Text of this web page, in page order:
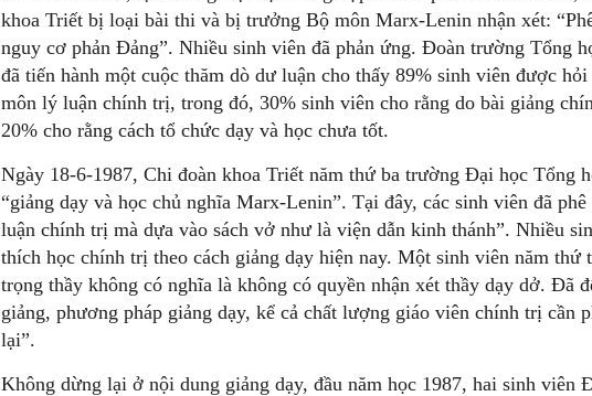
khoa Triết bị loại bài thi và bị trưởng Bộ môn Marx-Lenin nhận xét:
nguy cơ phản Đảng”. Nhiều sinh viên đã phản ứng. Đoàn trường Tổng
đã tiến hành một cuộc thăm dò dư luận cho thấy 89% sinh viên được
môn lý luận chính trị, trong đó, 30% sinh viên cho rằng do bài giảng
20% cho rằng cách tổ chức dạy và học chưa tốt.
Ngày 18-6-1987, Chi đoàn khoa Triết năm thứ ba trường Đại học Tổng
“giảng dạy và học chủ nghĩa Marx-Lenin”. Tại đây, các sinh viên đã
luận chính trị mà dựa vào sách vở như là viện dẫn kinh thánh”. Nhiều
thích học chính trị theo cách giảng dạy hiện nay. Một sinh viên năm thứ
trọng thầy không có nghĩa là không có quyền nhận xét thầy dạy dở. Đã
giảng, phương pháp giảng dạy, kể cả chất lượng giáo viên chính trị cần
lại”.
Không dừng lại ở nội dung giảng dạy, đầu năm học 1987, hai sinh viên